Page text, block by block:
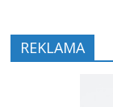
REKLAMA